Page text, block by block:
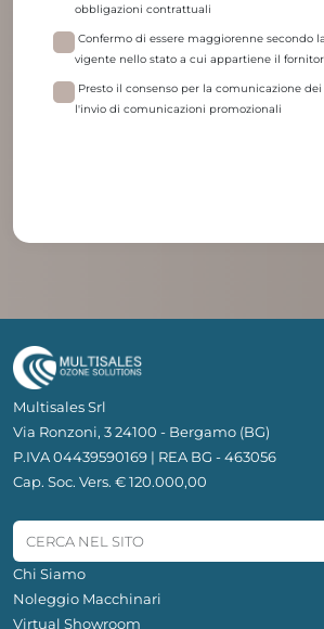
obbligazioni contrattuali
Confermo di essere maggiorenne secondo
vigente nello stato a cui appartiene il
Presto il consenso per la comunicazione
l'invio di comunicazioni promozionali
Multisales Srl
Via Ronzoni, 3 24100 - Bergamo (BG)
P.IVA 04439590169 | REA BG - 463056
Cap. Soc. Vers. € 120.000,00
Chi Siamo
Noleggio Macchinari
Virtual Showroom